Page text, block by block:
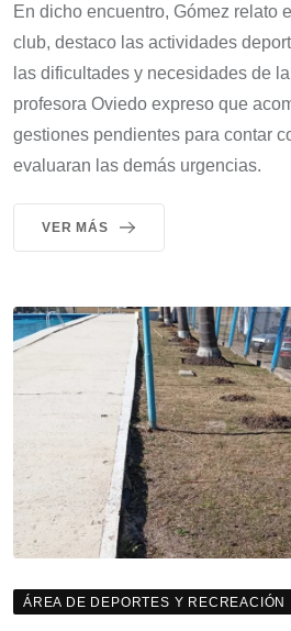
En dicho encuentro, Gómez relato
club, destaco las actividades
las dificultades y necesidades de
profesora Oviedo expreso que
gestiones pendientes para contar
evaluaran las demás urgencias.
VER MÁS
ÁREA DE DEPORTES Y RECREACIÓN